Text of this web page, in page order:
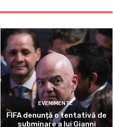
EVENIMENTE
FIFA denunță o tentativă de
subminare a lui Gianni